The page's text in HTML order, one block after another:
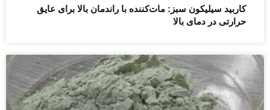
کاربید سیلیکون سبز: مات‌کننده با راندمان بالا برای عایق
حرارتی در دمای بالا